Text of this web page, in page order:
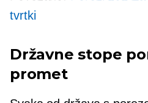
tvrtki
Državne stope
promet